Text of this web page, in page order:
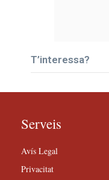
T’interessa?
Serveis
Avís Legal
Privacitat